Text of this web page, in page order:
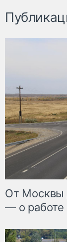
От Москвы
— о работе